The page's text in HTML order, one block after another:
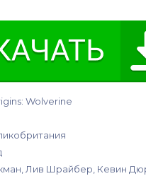
Wolverine
Лив Шрайбер, Кевин